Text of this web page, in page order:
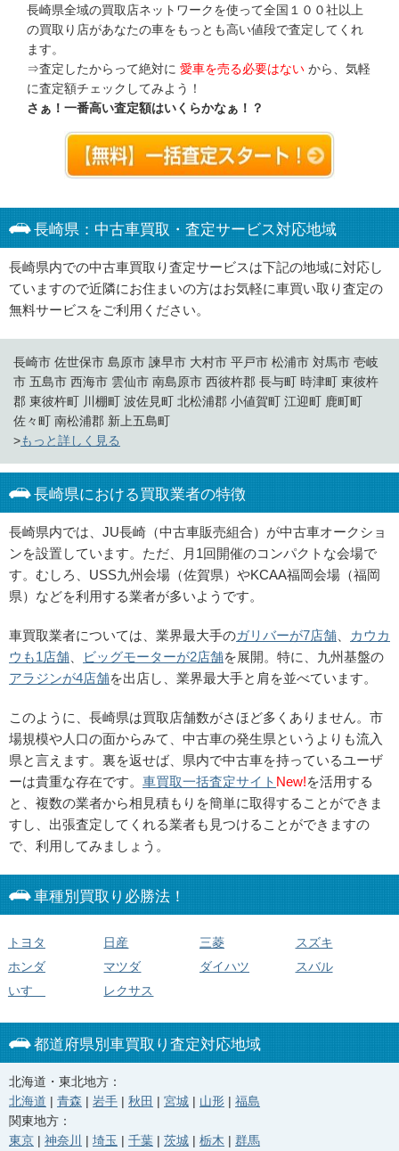
長崎県全域の買取店ネットワークを使って全国１００社以上
の買取り店があなたの車をもっとも高い値段で査定してくれ
ます。
⇒査定したからって絶対に 愛車を売る必要はない から、気軽
に査定額チェックしてみよう！
さぁ！一番高い査定額はいくらかなぁ！？
長崎県：中古車買取・査定サービス対応地域
長崎県内での中古車買取り査定サービスは下記の地域に対応し
ていますので近隣にお住まいの方はお気軽に車買い取り査定の
無料サービスをご利用ください。
長崎市 佐世保市 島原市 諫早市 大村市 平戸市 松浦市 対馬市 壱岐
市 五島市 西海市 雲仙市 南島原市 西彼杵郡 長与町 時津町 東彼杵
郡 東彼杵町 川棚町 波佐見町 北松浦郡 小値賀町 江迎町 鹿町町
佐々町 南松浦郡 新上五島町
>もっと詳しく見る
長崎県における買取業者の特徴
長崎県内では、JU長崎（中古車販売組合）が中古車オークショ
ンを設置しています。ただ、月1回開催のコンパクトな会場で
す。むしろ、USS九州会場（佐賀県）やKCAA福岡会場（福岡
県）などを利用する業者が多いようです。
車買取業者については、業界最大手のガリバーが7店舗
カウカ
ウも1店舗
ビッグモーターが2店舗を展開。特に、九州基盤の
アラジンが4店舗を出店し、業界最大手と肩を並べています。
このように、長崎県は買取店舗数がさほど多くありません。市
場規模や人口の面からみて、中古車の発生県というよりも流入
県と言えます。裏を返せば、県内で中古車を持っているユーザ
ーは貴重な存在です。 車買取一括査定サイト New!を活用する
と、複数の業者から相見積もりを簡単に取得することができま
すし、出張査定してくれる業者も見つけることができますの
で、利用してみましょう。
車種別買取り必勝法！
トヨタ 日産 三菱
スズキ
ホンダ
マツダ ダイハツ
スバル
いすゞ
レクサス
都道府県別車買取り査定対応地域
北海道・東北地方：
北海道 | 青森 | 岩手 | 秋田 | 宮城 | 山形 | 福島
関東地方：
東京 | 神奈川 | 埼玉 | 千葉 | 茨城 | 栃木 | 群馬